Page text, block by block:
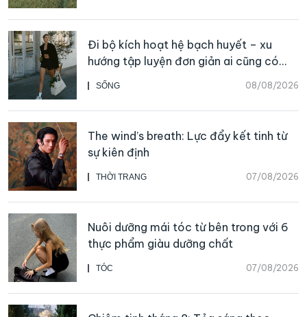
SỐNG 08/08/2026
Đi bộ kích hoạt hệ bạch huyết – xu
hướng tập luyện đơn giản ai cũng có
thể bắt đầu
THỜI TRANG 07/08/2026
The wind’s breath: Lực đẩy kết tinh từ
sự kiên định
TÓC 07/08/2026
Nuôi dưỡng mái tóc từ bên trong với 6
thực phẩm giàu dưỡng chất